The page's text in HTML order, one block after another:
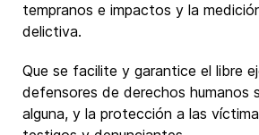
tempranos e impactos y la
delictiva.
Que se facilite y garantice el libre
defensores de derechos humanos
alguna, y la protección a las